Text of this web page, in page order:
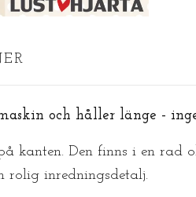
och håller länge -
kanten. Den finns i en rad
rolig inredningsdetalj.